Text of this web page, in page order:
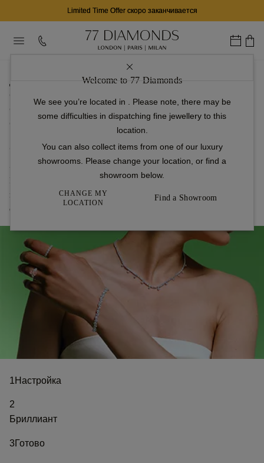
02 Д 19 Ч 44 М
Welcome to 77 Diamonds
We see you’re located in
. Please note, there may be
some difficulties in dispatching fine jewellery to this
location.
You can also collect items from one of our luxury
showrooms. Please change your location, or find a
showroom below.
CHANGE MY
LOCATION
Find a Showroom
домашняя страница
Обручальные кольца огранки Ашер
Обручальные кольца огранки Ашер из белого золота
Обручальные кольца огранки Ашер из белого
золота
Помолвочные кольца из белого золота с огранкой «ашер»
привносят винтажную нотку в современный стиль, а четкие
ступенчатые грани создают завораживающую игру света.
1Настройка
2
Бриллиант
3Готово